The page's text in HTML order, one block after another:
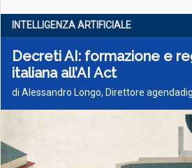
INTELLIGENZA ARTIFICIALE
Decreti AI: formazione e
italiana all’AI Act
di Alessandro Longo, Direttore